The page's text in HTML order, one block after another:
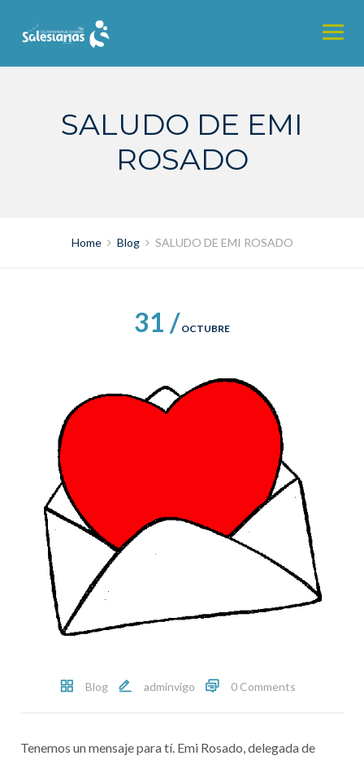
content
SALUDO DE EMI
ROSADO
Home Blog SALUDO DE EMI ROSADO
31 / OCTUBRE
Blog adminvigo 0 Comments
Tenemos un mensaje para tí. Emi Rosado, delegada de